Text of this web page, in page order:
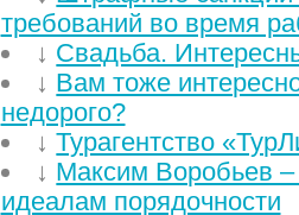
требований во время
↓ Свадьба.
↓ Вам тоже
недорого?
↓Турагентство
↓ Максим Воробьев –
идеалам порядочности